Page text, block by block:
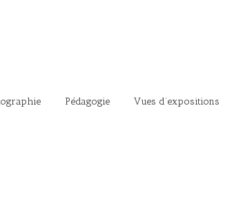
Pédagogie Vues d’expositions